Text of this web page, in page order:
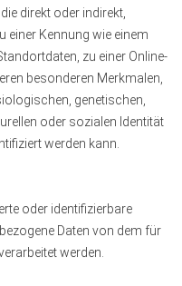
direkt oder indirekt,
Kennung wie einem
zu einer Online-
besonderen Merkmalen,
genetischen,
oder sozialen Identität
werden kann.
oder identifizierbare
Daten von dem für
werden.